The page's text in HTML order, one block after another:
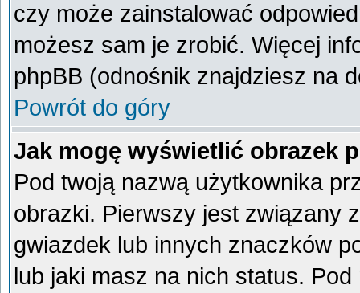
czy może zainstalować
możesz sam je zrobić. Więcej
phpBB (odnośnik znajdziesz na
Powrót do góry
Jak mogę wyświetlić obrazek
Pod twoją nazwą użytkownika
obrazki. Pierwszy jest związany
gwiazdek lub innych znaczków
lub jaki masz na nich status.